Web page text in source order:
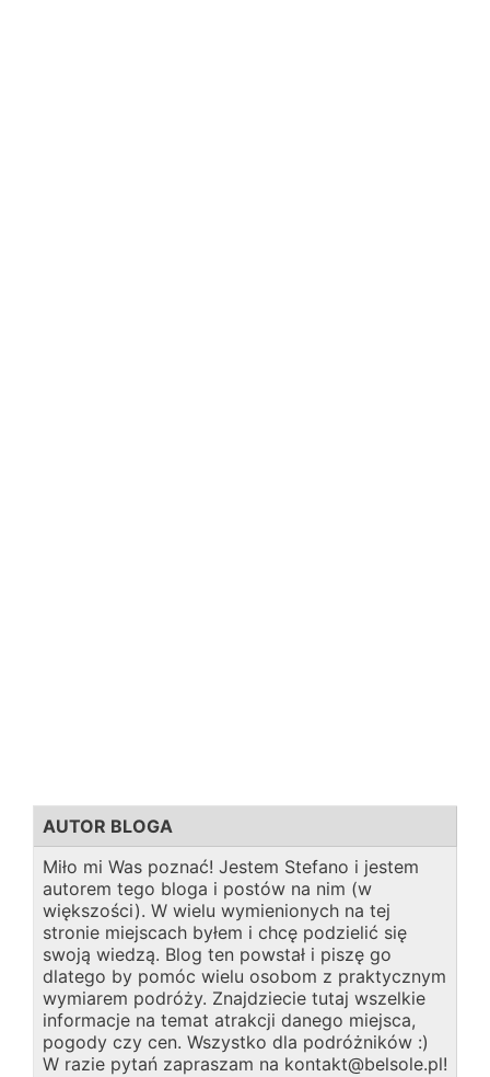
AUTOR BLOGA
Miło mi Was poznać! Jestem Stefano i jestem
autorem tego bloga i postów na nim (w
większości). W wielu wymienionych na tej
stronie miejscach byłem i chcę podzielić się
swoją wiedzą. Blog ten powstał i piszę go
dlatego by pomóc wielu osobom z praktycznym
wymiarem podróży. Znajdziecie tutaj wszelkie
informacje na temat atrakcji danego miejsca,
pogody czy cen. Wszystko dla podróżników :)
W razie pytań zapraszam na kontakt@belsole.pl!